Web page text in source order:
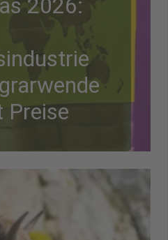
2026:
Preise